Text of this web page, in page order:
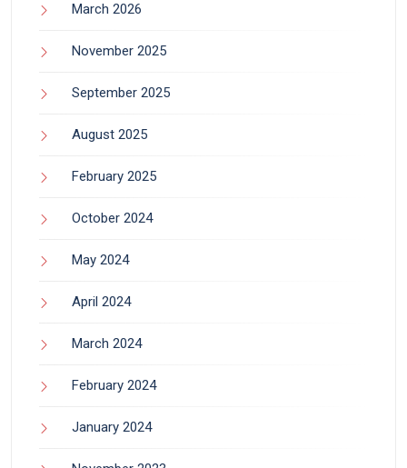
March 2026
November 2025
September 2025
August 2025
February 2025
October 2024
May 2024
April 2024
March 2024
February 2024
January 2024